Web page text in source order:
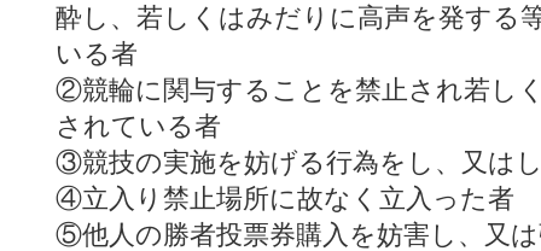
酔し、若しくはみだりに高声を発する
いる者
②競輪に関与することを禁止され若し
されている者
③競技の実施を妨げる行為をし、又は
④立入り禁止場所に故なく立入った者
⑤他人の勝者投票券購入を妨害し、又